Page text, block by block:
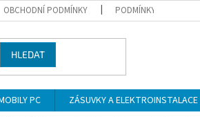
OBCHODNÍ PODMÍNKY PODMÍNKY OCHRANY
HLEDAT
PC ZÁSUVKY A ELEKTROINSTALACE